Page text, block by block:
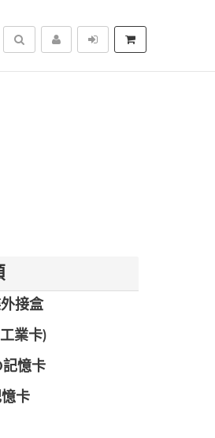
搜尋
接盒
業卡)
記憶卡
卡